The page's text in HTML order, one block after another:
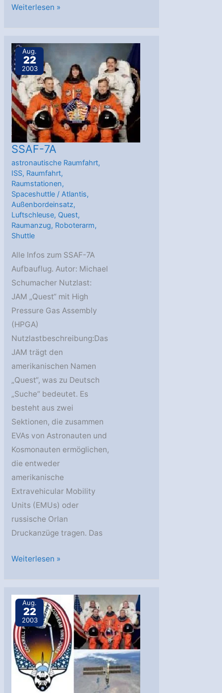
SSAF-
Weiterlesen »
Aug.
22
2003
SSAF-7A
astronautische Raumfahrt,
ISS, Raumfahrt,
Raumstationen,
Spaceshuttle /Atlantis,
Außenbordeinsatz,
Luftschleuse, Quest,
Raumanzug, Roboterarm,
Shuttle
Alle Infos zum SSAF-7A
Aufbauflug. Autor: Michael
Schumacher Nutzlast:
JAM „Quest“ mit High
Pressure Gas Assembly
(HPGA)
Nutzlastbeschreibung:Das
JAM trägt den
amerikanischen Namen
„Quest“, was zu Deutsch
„Suche“ bedeutet. Es
besteht aus zwei
Sektionen, die zusammen
EVAs von Astronauten und
Kosmonauten ermöglichen,
die entweder
amerikanische
Extravehicular Mobility
Units (EMUs) oder
russische Orlan
Druckanzüge tragen. Das
SSAF-
Weiterlesen »
Aug.
22
2003